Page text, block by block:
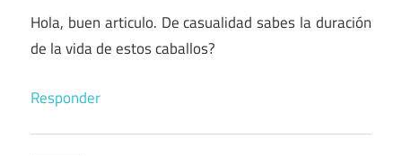
Hola, buen articulo. De casualidad sabes la duración
de la vida de estos caballos?
Responder